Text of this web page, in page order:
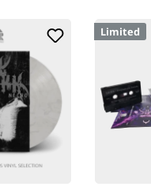
Limited